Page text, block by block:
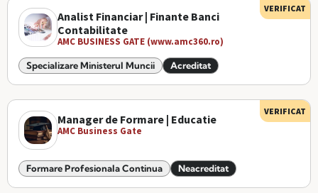
Analist Financiar | Finante Banci
Contabilitate
AMC BUSINESS GATE (www.amc360.ro)
Specializare Ministerul Muncii Acreditat
VERIFICAT
Manager de Formare | Educatie
AMC Business Gate
Formare Profesionala Continua Neacreditat
VERIFICAT